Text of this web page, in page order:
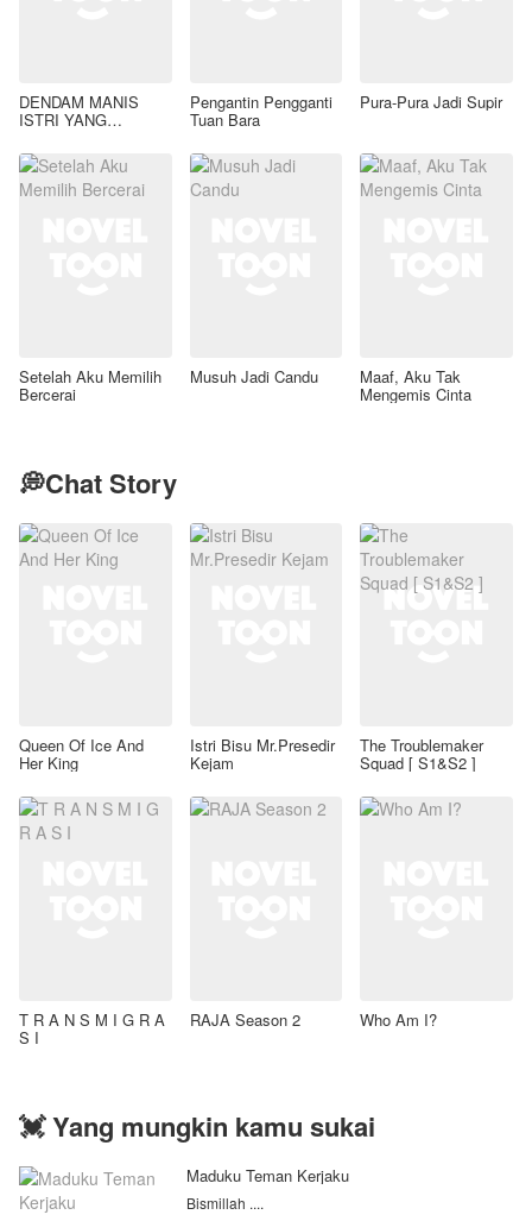
DENDAM MANIS
ISTRI YANG
Pengantin Pengganti
Tuan Bara
Pura-Pura Jadi Supir
Setelah Aku Memilih
Bercerai
Musuh Jadi Candu Maaf, Aku Tak
Mengemis Cinta
💭Chat Story
Queen Of Ice And
Her King
Istri Bisu Mr.Presedir
Kejam
The Troublemaker
Squad [ S1&S2 ]
T R A N S M I G R A
S I
RAJA Season 2 Who Am I?
💓 Yang mungkin kamu sukai
Maduku Teman Kerjaku
Bismillah ....